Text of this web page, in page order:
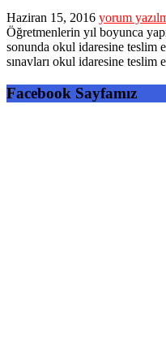
Haziran 15, 2016 yorum
Öğretmenlerin yıl boyunca
sonunda okul idaresine teslim
sınavları okul idaresine teslim
Facebook Sayfamız